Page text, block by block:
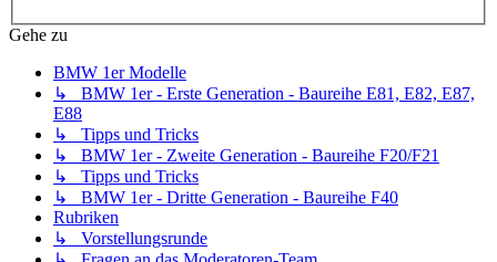
Gehe zu
BMW 1er Modelle
↳ BMW 1er - Erste Generation - Baureihe E81, E82, E87,
E88
↳ Tipps und Tricks
↳ BMW 1er - Zweite Generation - Baureihe F20/F21
↳ Tipps und Tricks
↳ BMW 1er - Dritte Generation - Baureihe F40
Rubriken
↳ Vorstellungsrunde